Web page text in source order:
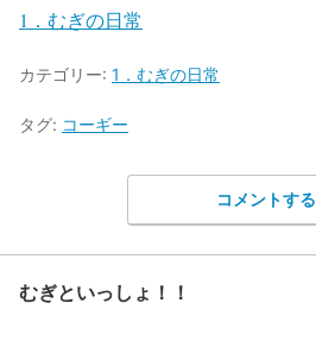
1．むぎの日常
カテゴリー: 1．むぎの日常
タグ: コーギー
コメントする
むぎといっしょ！！